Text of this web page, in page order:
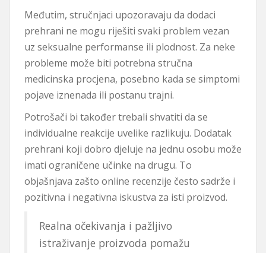
Međutim, stručnjaci upozoravaju da dodaci
prehrani ne mogu riješiti svaki problem vezan
uz seksualne performanse ili plodnost. Za neke
probleme može biti potrebna stručna
medicinska procjena, posebno kada se simptomi
pojave iznenada ili postanu trajni.
Potrošači bi također trebali shvatiti da se
individualne reakcije uvelike razlikuju. Dodatak
prehrani koji dobro djeluje na jednu osobu može
imati ograničene učinke na drugu. To
objašnjava zašto online recenzije često sadrže i
pozitivna i negativna iskustva za isti proizvod.
Realna očekivanja i pažljivo
istraživanje proizvoda pomažu